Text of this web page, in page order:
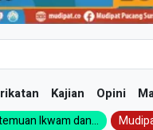
Kajian Opini
Ikwam dan...